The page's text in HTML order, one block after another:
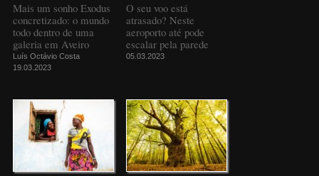
Mais um sonho Exodus
concretizado: o mundo
todo dentro de uma
galeria em Aveiro
Luís Octávio Costa
19.03.2023
O seu voo está
atrasado? Neste
aeroporto até pode
escalar pela parede
05.03.2023